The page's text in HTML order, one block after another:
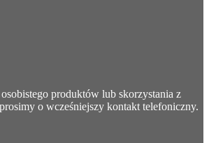
produktów lub skorzystania z
o wcześniejszy kontakt telefoniczny.